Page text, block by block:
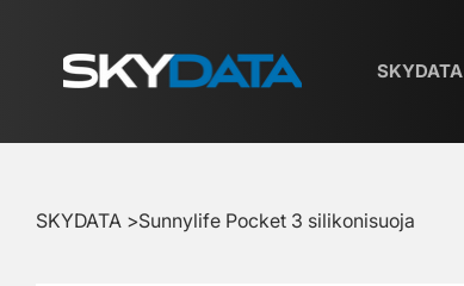
SKYDATA
SKYDATA >Sunnylife Pocket 3 silikonisuoja